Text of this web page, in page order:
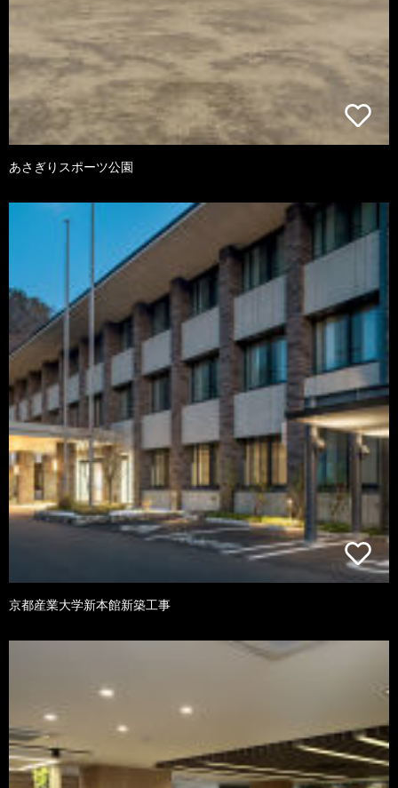
あさぎりスポーツ公園
京都産業大学新本館新築工事